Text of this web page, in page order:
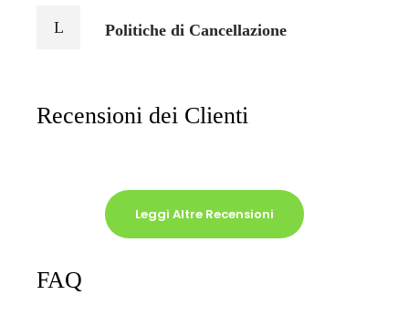
Politiche di Cancellazione
Recensioni dei Clienti
Leggi Altre Recensioni
FAQ